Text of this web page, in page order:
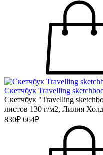
Скетчбук Travelling
Скетчбук "Travelling
листов 130 г/м2, Лилия
830₽ 664₽